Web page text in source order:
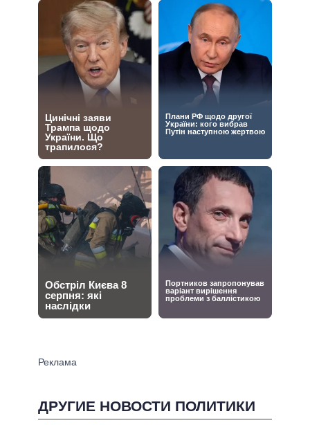
ДРУГИЕ НОВОСТИ ПОЛИТИКИ